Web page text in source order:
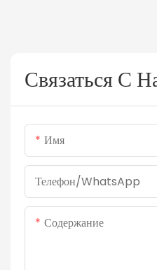
Связаться С
Имя
Телефон/WhatsApp
Содержание